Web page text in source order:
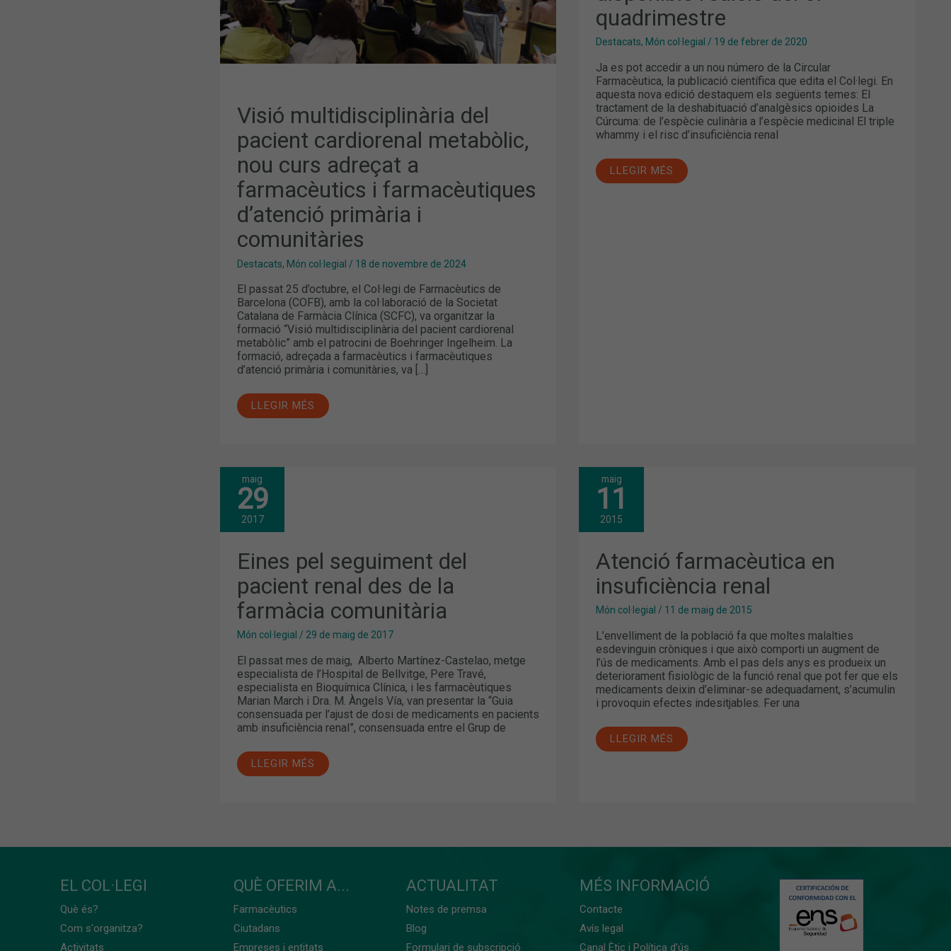
Visió multidisciplinària del
pacient cardiorenal metabòlic,
nou curs adreçat a
farmacèutics i farmacèutiques
d’atenció primària i
comunitàries
Destacats, Món col·legial / 18 de novembre de 2024
El passat 25 d’octubre, el Col·legi de Farmacèutics de
Barcelona (COFB), amb la col·laboració de la Societat
Catalana de Farmàcia Clínica (SCFC), va organitzar la
formació “Visió multidisciplinària del pacient cardiorenal
metabòlic” amb el patrocini de Boehringer Ingelheim. La
formació, adreçada a farmacèutics i farmacèutiques
d’atenció primària i comunitàries, va […]
I
FARMACÈUTIQUES
D’ATENCIÓ
PRIMÀRIA
COMUNITÀRIES
LLEGIR MÉS
quadrimestre
Destacats, Món col·legial / 19 de febrer de 2020
Ja es pot accedir a un nou número de la Circular
Farmacèutica, la publicació científica que edita el Col·legi. En
aquesta nova edició destaquem els següents temes: El
tractament de la deshabituació d’analgèsics opioides La
Cúrcuma: de l’espècie culinària a l’espècie medicinal El triple
whammy i el risc d’insuficiència renal
LLEGIR MÉS
maig
29
2017
Eines pel seguiment del
pacient renal des de la
farmàcia comunitària
Món col·legial / 29 de maig de 2017
El passat mes de maig, Alberto Martínez-Castelao, metge
especialista de l’Hospital de Bellvitge, Pere Travé,
especialista en Bioquímica Clínica, i les farmacèutiques
Marian March i Dra. M. Àngels Vía, van presentar la “Guia
consensuada per l’ajust de dosi de medicaments en pacients
amb insuficiència renal”, consensuada entre el Grup de
EINES
PEL
SEGUIMENT
DEL
PACIENT
DES
DE
LA
FARMÀCIA
COMUNITÀRIA
LLEGIR MÉS
maig
11
2015
Atenció farmacèutica en
insuficiència renal
Món col·legial / 11 de maig de 2015
L’envelliment de la població fa que moltes malalties
esdevinguin cròniques i que això comporti un augment de
l’ús de medicaments. Amb el pas dels anys es produeix un
deteriorament fisiològic de la funció renal que pot fer que els
medicaments deixin d’eliminar-se adequadament, s’acumulin
i provoquin efectes indesitjables. Fer una
ATENCIÓ
EN
INSUFICIÈNCIA
RENAL
LLEGIR MÉS
EL COL·LEGI
Què és?
Com s'organitza?
Activitats
QUÈ OFERIM A...
Farmacèutics
Ciutadans
Empreses i entitats
ACTUALITAT
Notes de premsa
Blog
Formulari de subscripció
MÉS INFORMACIÓ
Contacte
Avís legal
Canal Ètic i Política d’ús